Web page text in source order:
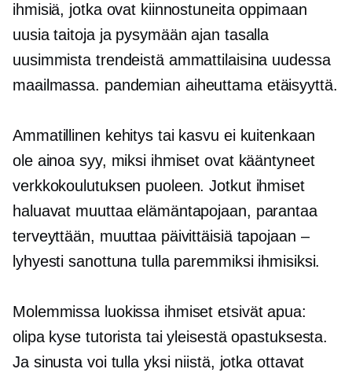
ihmisiä, jotka ovat kiinnostuneita oppimaan
uusia taitoja ja pysymään ajan tasalla
uusimmista trendeistä ammattilaisina uudessa
maailmassa. pandemian aiheuttamaetäisyyttä.
Ammatillinen kehitys tai kasvu ei kuitenkaan
ole ainoa syy, miksi ihmiset ovat kääntyneet
verkkokoulutuksen puoleen. Jotkut ihmiset
haluavat muuttaa elämäntapojaan, parantaa
terveyttään, muuttaa päivittäisiä tapojaan –
lyhyesti sanottuna tulla paremmiksi ihmisiksi.
Molemmissa luokissa ihmiset etsivät apua:
olipa kyse tutorista tai yleisestä opastuksesta.
Ja sinusta voi tulla yksi niistä, jotka ottavat